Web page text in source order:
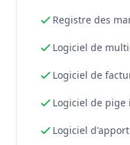
Registre des
Logiciel de
Logiciel de
Logiciel de
Logiciel